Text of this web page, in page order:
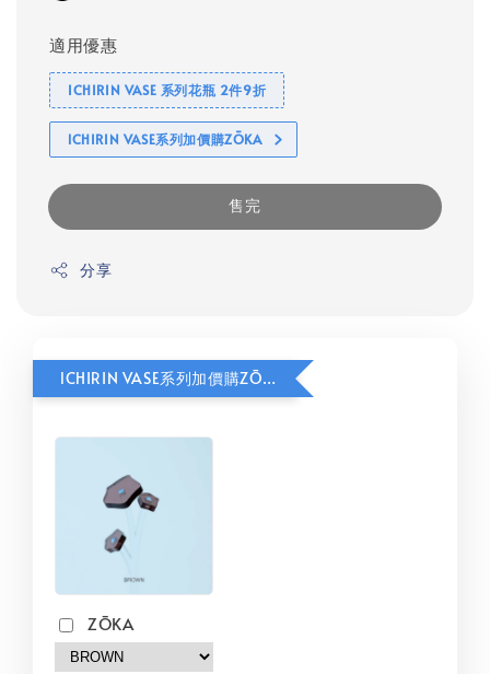
適用優惠
ICHIRIN VASE 系列花瓶 2件9折
lCHIRIN VASE系列加價購ZŌKA
售完
分享
lCHIRIN VASE系列加價購ZŌKA
ZŌKA